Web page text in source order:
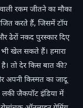
रकम जीतने का मौका
करते हैं, जिसमें टॉप
ढेरों नकद पुरस्कार दिए
खेल सकते हैं। हमारा
तो देर किस बात की?
अपनी किस्मत का जादू
जैकपॉट इंडिया में